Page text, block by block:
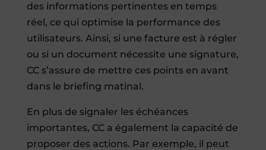
des informations pertinentes en temps
réel, ce qui optimise la performance des
utilisateurs. Ainsi, si une facture est à régler
ou si un document nécessite une signature,
CC s’assure de mettre ces points en avant
dans le briefing matinal.
En plus de signaler les échéances
importantes, CC a également la capacité de
proposer des actions. Par exemple, il peut